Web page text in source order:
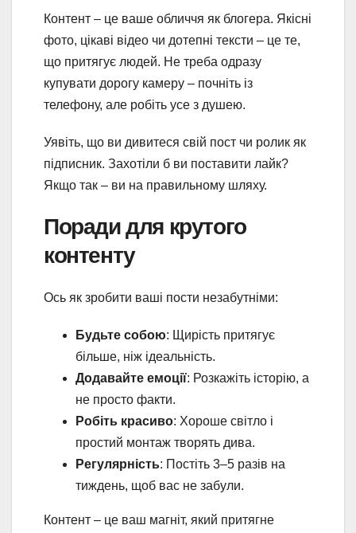
Контент – це ваше обличчя як блогера. Якісні
фото, цікаві відео чи дотепні тексти – це те,
що притягує людей. Не треба одразу
купувати дорогу камеру – почніть із
телефону, але робіть усе з душею.
Уявіть, що ви дивитеся свій пост чи ролик як
підписник. Захотіли б ви поставити лайк?
Якщо так – ви на правильному шляху.
Поради для крутого
контенту
Ось як зробити ваші пости незабутніми:
Будьте собою: Щирість притягує
більше, ніж ідеальність.
Додавайте емоції: Розкажіть історію, а
не просто факти.
Робіть красиво: Хороше світло і
простий монтаж творять дива.
Регулярність: Постіть 3–5 разів на
тиждень, щоб вас не забули.
Контент – це ваш магніт, який притягне